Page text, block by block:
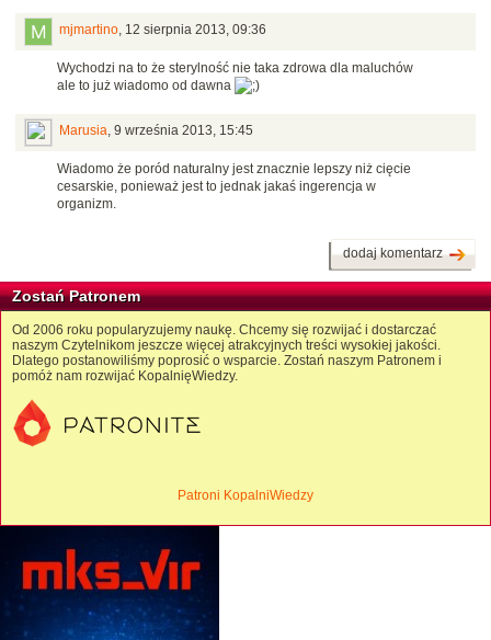
mjmartino, 12 sierpnia 2013, 09:36
Wychodzi na to że sterylność nie taka zdrowa dla maluchów
ale to już wiadomo od dawna
Marusia, 9 września 2013, 15:45
Wiadomo że poród naturalny jest znacznie lepszy niż cięcie
cesarskie, ponieważ jest to jednak jakaś ingerencja w
organizm.
dodaj komentarz
Zostań Patronem
Od 2006 roku popularyzujemy naukę. Chcemy się rozwijać i dostarczać
naszym Czytelnikom jeszcze więcej atrakcyjnych treści wysokiej jakości.
Dlatego postanowiliśmy poprosić o wsparcie. Zostań naszym Patronem i
pomóż nam rozwijać KopalnięWiedzy.
Patroni KopalniWiedzy